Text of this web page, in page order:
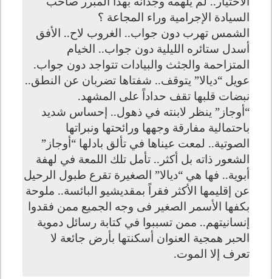
السيادة الإجرامية وراء المجاعة ؟
الشمس تهرب دون جواب.. الغروب لاح.. الأفق
أسدل ستائره الليلية دون جواب.. الخيام
المتزاحمة والجثث والبيادات تتواجد دون جواب.
عويل “ديالا” يتوقف.. شفتاها تضربان عن النطق..
نبضات قلبها تقف حداداً على المشهد.
“أوجاز” ينظر لابنته في ذهول.. إحساس شديد
باحتمالية مفارقة وجهها ورائحتها ونبراتها
الصوتية.. لمعت عيناها في تألق بادلها “أوجاز”
الشعور ذاته بل أكثر.. تأمل تلك اللمعة في لهفة
أبوية.. فها هي “ديالا” الصغيرة تقرع طبول الرحيل
عن إقليمها الأكثر فقراً بمقديشيو البائسة.. ملوحة
بكفها الأسمر الصغير فى وجه الجميع ممن فقدوا
إنسانيتهم.. ممن تسببوا في كتابة رسائل دموية
الحبر همجية العنوان أسكنتها بأرض جائعة لا
تعرف إلا الموت.